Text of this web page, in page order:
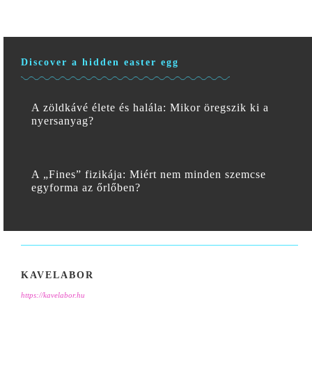
Discover a hidden easter egg
A zöldkávé élete és halála: Mikor öregszik ki a
nyersanyag?
A „Fines” fizikája: Miért nem minden szemcse
egyforma az őrlőben?
KAVELABOR
https://kavelabor.hu